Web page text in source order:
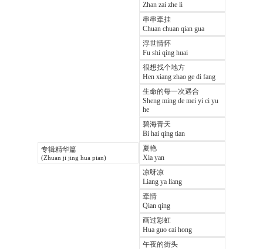
Zhan zai zhe li
串串牵挂
Chuan chuan qian gua
浮世情怀
Fu shi qing huai
很想找个地方
Hen xiang zhao ge di fang
生命的每一次遇合
Sheng ming de mei yi ci yu
he
碧海青天
Bi hai qing tian
专辑精华篇
(Zhuan ji jing hua pian)
夏艳
Xia yan
凉呀凉
Liang ya liang
牵情
Qian qing
画过彩虹
Hua guo cai hong
午夜的街头